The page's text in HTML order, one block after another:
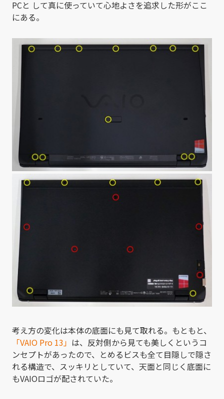
PCと して真に使っていて心地よさを追求した形がここ
にある。
考え方の変化は本体の底面にも見て取れる。もともと、
「VAIO Pro 13」 は、反対側から見ても美しくというコ
ンセプトがあったので、とめるビスも全て目隠しで隠さ
れる構造で、スッキリとしていて、天面と同じく底面に
もVAIOロゴが配されていた。